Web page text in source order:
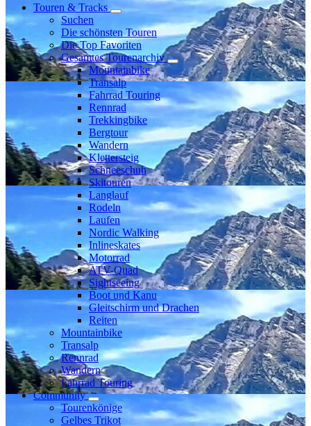
Touren & Tracks
Suchen
Die schönsten Touren
Die Top Favoriten
Gesamtes Tourenarchiv
Mountainbike
Transalp
Fahrrad Touring
Rennrad
Trekkingbike
Bergtour
Wandern
Klettersteig
Schneeschuh
Skitouren
Langlauf
Rodeln
Laufen
Nordic Walking
Inlineskates
Motorrad
ATV-Quad
Sightseeing
Boot und Kanu
Gleitschirm und Drachen
Reiten
Mountainbike
Transalp
Rennrad
Wandern
Fahrrad Touring
Community
Tourenkönige
Gelbes Trikot